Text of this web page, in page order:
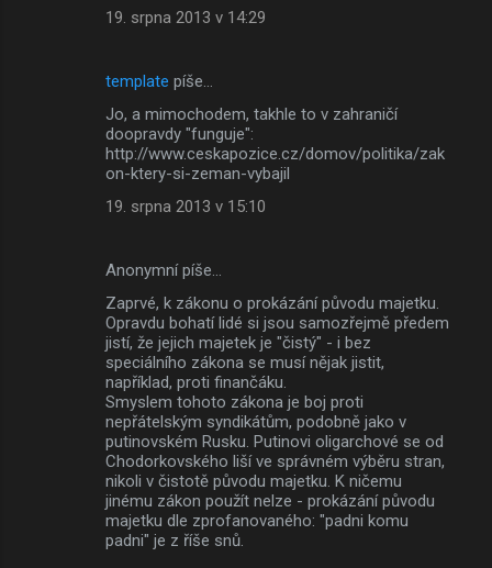
19. srpna 2013 v 14:29
template píše…
Jo, a mimochodem, takhle to v zahraničí
doopravdy "funguje":
http://www.ceskapozice.cz/domov/politika/zak
on-ktery-si-zeman-vybajil
19. srpna 2013 v 15:10
Anonymní píše…
Zaprvé, k zákonu o prokázání původu majetku.
Opravdu bohatí lidé si jsou samozřejmě předem
jistí, že jejich majetek je "čistý" - i bez
speciálního zákona se musí nějak jistit,
například, proti finančáku.
Smyslem tohoto zákona je boj proti
nepřátelským syndikátům, podobně jako v
putinovském Rusku. Putinovi oligarchové se od
Chodorkovského liší ve správném výběru stran,
nikoli v čistotě původu majetku. K ničemu
jinému zákon použít nelze - prokázání původu
majetku dle zprofanovaného: "padni komu
padni" je z říše snů.